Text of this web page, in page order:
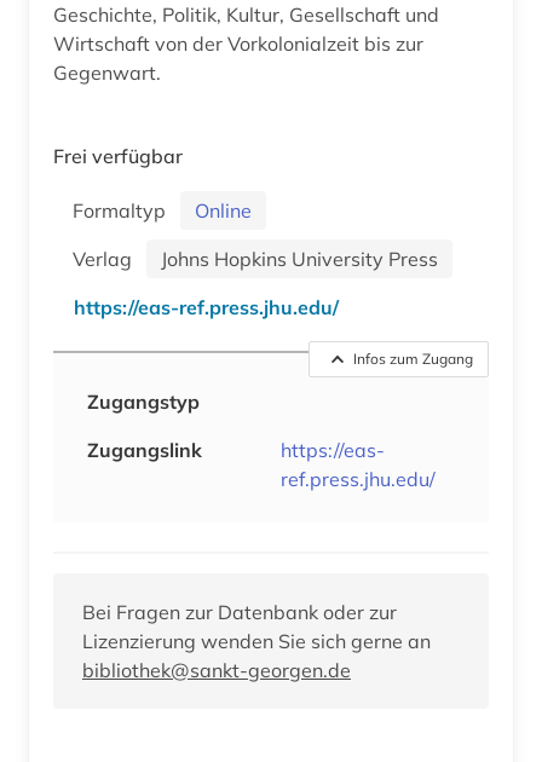
Geschichte, Politik, Kultur, Gesellschaft und
Wirtschaft von der Vorkolonialzeit bis zur
Gegenwart.
Frei verfügbar
Formaltyp
Online
Verlag
Johns Hopkins University Press
https://eas-ref.press.jhu.edu/
Infos zum Zugang
Zugangstyp
Zugangslink
https://eas-
ref.press.jhu.edu/
Bei Fragen zur Datenbank oder zur
Lizenzierung wenden Sie sich gerne an
bibliothek@sankt-georgen.de